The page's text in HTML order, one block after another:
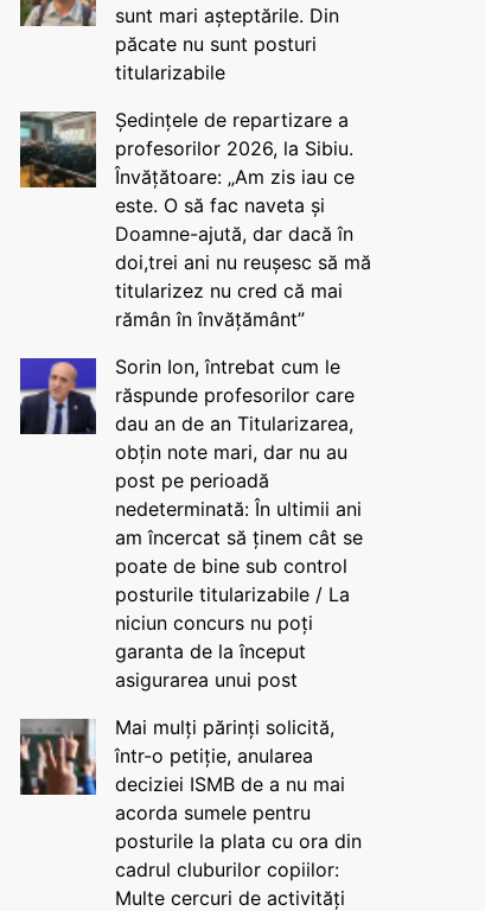
sunt mari așteptările. Din
păcate nu sunt posturi
titularizabile
Ședințele de repartizare a
profesorilor 2026, la Sibiu.
Învățătoare: „Am zis iau ce
este. O să fac naveta și
Doamne-ajută, dar dacă în
doi,trei ani nu reușesc să mă
titularizez nu cred că mai
rămân în învățământ”
Sorin Ion, întrebat cum le
răspunde profesorilor care
dau an de an Titularizarea,
obțin note mari, dar nu au
post pe perioadă
nedeterminată: În ultimii ani
am încercat să ținem cât se
poate de bine sub control
posturile titularizabile / La
niciun concurs nu poți
garanta de la început
asigurarea unui post
Mai mulți părinți solicită,
într-o petiție, anularea
deciziei ISMB de a nu mai
acorda sumele pentru
posturile la plata cu ora din
cadrul cluburilor copiilor:
Multe cercuri de activități